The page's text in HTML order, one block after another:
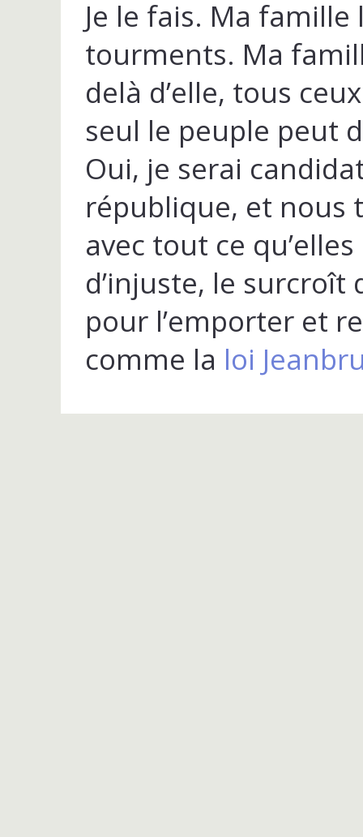
Je le fais. Ma
tourments. Ma
delà d’elle, tous
seul le peuple peut
Oui, je serai
république, et nous
avec tout ce
d’injuste, le surcroît
pour l’emporter et
comme la loi